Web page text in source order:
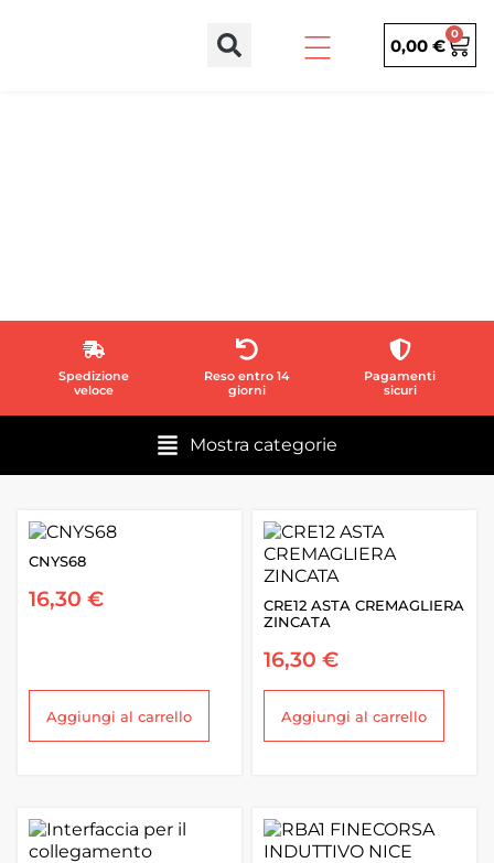
0,00 €
0
Spedizione
veloce
Reso entro 14
giorni
Pagamenti
sicuri
Mostra categorie
CNYS68
16,30 €
Aggiungi al carrello
CRE12 ASTA CREMAGLIERA
ZINCATA
16,30 €
Aggiungi al carrello